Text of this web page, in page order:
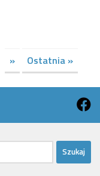
» Ostatnia »